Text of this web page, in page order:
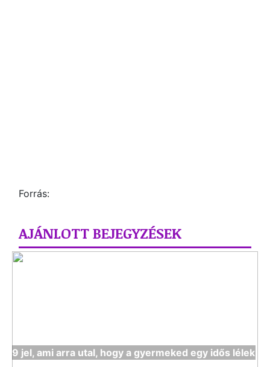
Forrás:
AJÁNLOTT BEJEGYZÉSEK
9 jel, ami arra utal, hogy a gyermeked egy idős lélek